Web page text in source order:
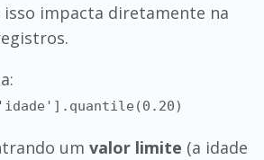
isso impacta diretamente na
um valor limite (a idade